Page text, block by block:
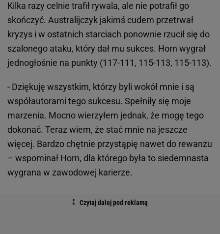
Kilka razy celnie trafił rywala, ale nie potrafił go
skończyć. Australijczyk jakimś cudem przetrwał
kryzys i w ostatnich starciach ponownie rzucił się do
szalonego ataku, który dał mu sukces. Horn wygrał
jednogłośnie na punkty (117-111, 115-113, 115-113).
- Dziękuję wszystkim, którzy byli wokół mnie i są
współautorami tego sukcesu. Spełniły się moje
marzenia. Mocno wierzyłem jednak, że mogę tego
dokonać. Teraz wiem, że stać mnie na jeszcze
więcej. Bardzo chętnie przystąpię nawet do rewanżu
– wspominał Horn, dla którego była to siedemnasta
wygrana w zawodowej karierze.